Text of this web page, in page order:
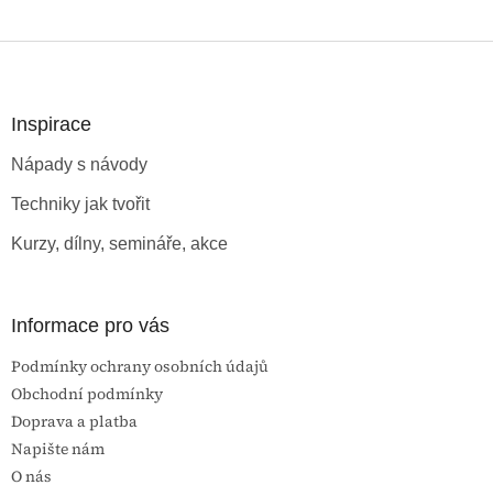
Inspirace
Nápady s návody
Techniky jak tvořit
Kurzy, dílny, semináře, akce
Informace pro vás
Podmínky ochrany osobních údajů
Obchodní podmínky
Doprava a platba
Napište nám
O nás